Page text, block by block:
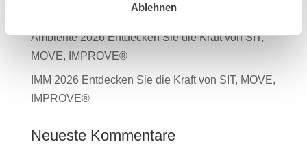
Ablehnen
TDR – Tag der Rückengesundheit 2026
Ambiente 2026 Entdecken Sie die Kraft von SIT,
MOVE, IMPROVE®
IMM 2026 Entdecken Sie die Kraft von SIT, MOVE,
IMPROVE®
Neueste Kommentare